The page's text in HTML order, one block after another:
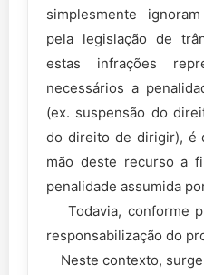
simplesmente
pela legislação de
estas infrações
necessários a
(ex. suspensão do
do direito de dirigir), é
mão deste recurso a
penalidade assumida
Todavia, conforme
responsabilização do
Neste contexto,